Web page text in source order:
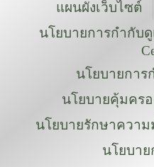
แผนผังเว็บไซต์
นโยบายการกำกับ
นโยบายกา
นโยบายคุ้มคร
นโยบายรักษาควา
นโยบา